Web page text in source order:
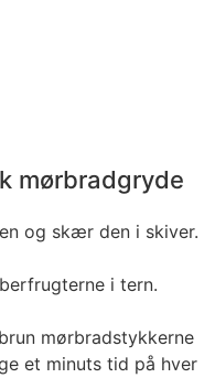
mørbradgryde
og skær den i skiver.
i tern.
mørbradstykkerne
et minuts tid på hver